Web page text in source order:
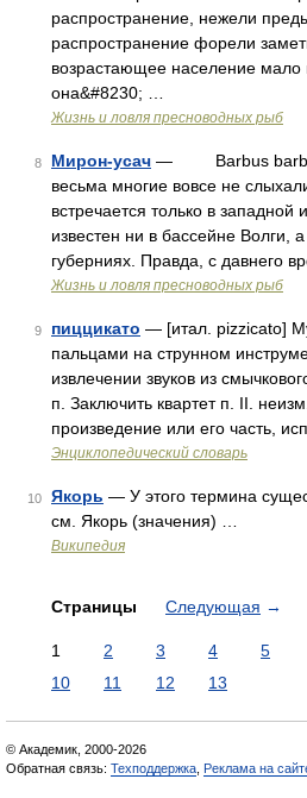
распространение, нежели
распространение форели
возрастающее население мало
она&#8230; …
Жизнь и ловля пресноводных рыб
8 Мирон-усач — Barbus
весьма многие вовсе не
встречается только в
известен ни в бассейне Волги,
губерниях. Правда, с давнего
Жизнь и ловля пресноводных рыб
9 пиццикато — [итал. pizzicato]
пальцами на струнном
извлечении звуков из
п. Заключить квартет п. II.
произведение или его часть,
Энциклопедический словарь
10 Якорь — У этого термина
см. Якорь (значения) …
Википедия
Страницы Следующая →
1 2 3 4 5
10
11 12 13
© Академик, 2000-2026
Обратная связь: Техподдержка Реклама на